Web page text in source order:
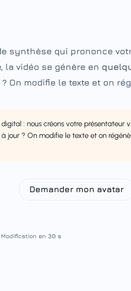
synthèse qui prononce
la vidéo se génère en
On modifie le texte et on
: nous créons votre présentateur
à jour ? On modifie le texte et on
Demander mon avatar
Modification en 30 s